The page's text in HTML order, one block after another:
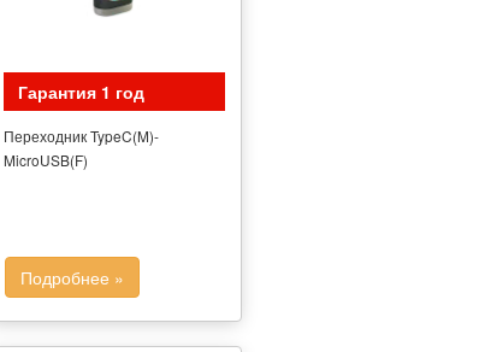
Гарантия 1 год
Переходник TypeC(M)-
MicroUSB(F)
Подробнее »